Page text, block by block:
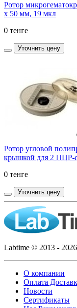
Ротор
х 50 мм, 19 мкл
0 тенге
Уточнить цену
Ротор угловой
крышкой для 2 ПЦР-
0 тенге
Уточнить цену
Labtime © 2013 - 2026
О компании
Оплата
Новости
Сертификаты